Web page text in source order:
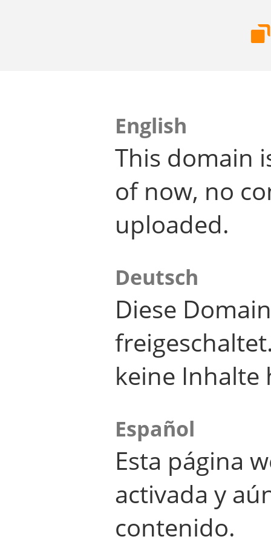
English
This domain
of now, no
uploaded.
Deutsch
Diese
keine Inhalte
Español
Esta página
activada y
contenido.